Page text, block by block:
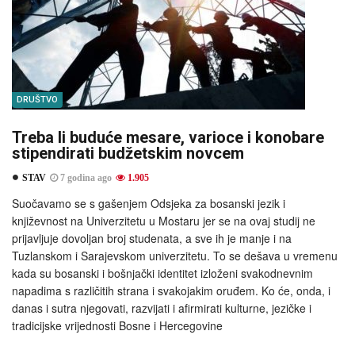
DRUŠTVO
Treba li buduće mesare, varioce i konobare
stipendirati budžetskim novcem
STAV 7 godina ago 1.905
Suočavamo se s gašenjem Odsjeka za bosanski jezik i
književnost na Univerzitetu u Mostaru jer se na ovaj studij ne
prijavljuje dovoljan broj studenata, a sve ih je manje i na
Tuzlanskom i Sarajevskom univerzitetu. To se dešava u vremenu
kada su bosanski i bošnjački identitet izloženi svakodnevnim
napadima s različitih strana i svakojakim oruđem. Ko će, onda, i
danas i sutra njegovati, razvijati i afirmirati kulturne, jezičke i
tradicijske vrijednosti Bosne i Hercegovine